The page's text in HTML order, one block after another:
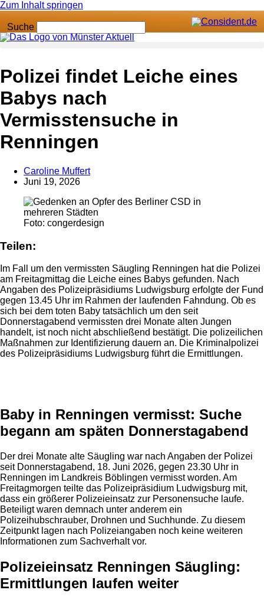
Zum Inhalt springen
Suche
Anzeige
Polizei findet Leiche eines
Babys nach
Vermisstensuche in
Renningen
Caroline Muffert
Juni 19, 2026
Foto: congerdesign
Teilen:
Im Fall um den vermissten Säugling Renningen hat die Polizei
am Freitagmittag die Leiche eines Babys gefunden. Nach
Angaben des Polizeipräsidiums Ludwigsburg erfolgte der Fund
gegen 13.45 Uhr im Rahmen der laufenden Fahndung. Ob es
sich bei dem toten Baby tatsächlich um den seit
Donnerstagabend vermissten drei Monate alten Jungen
handelt, ist noch nicht abschließend bestätigt. Die polizeilichen
Maßnahmen zur Identifizierung dauern an. Die Kriminalpolizei
des Polizeipräsidiums Ludwigsburg führt die Ermittlungen.
Baby in Renningen vermisst: Suche
begann am späten Donnerstagabend
Der drei Monate alte Säugling war nach Angaben der Polizei
seit Donnerstagabend, 18. Juni 2026, gegen 23.30 Uhr in
Renningen im Landkreis Böblingen vermisst worden. Am
Freitagmorgen teilte das Polizeipräsidium Ludwigsburg mit,
dass ein größerer Polizeieinsatz zur Personensuche laufe.
Beteiligt waren demnach unter anderem ein
Polizeihubschrauber, Drohnen und Suchhunde. Zu diesem
Zeitpunkt lagen nach Polizeiangaben noch keine weiteren
Informationen zum Sachverhalt vor.
Polizeieinsatz Renningen Säugling:
Ermittlungen laufen weiter